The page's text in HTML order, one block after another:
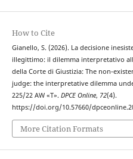
How to Cite
Gianello, S. (2026). La decisione
illegittimo: il dilemma interpretativo
della Corte di Giustizia: The non-
judge: the interpretative dilemma
225/22 AW «T». DPCE Online, 72(4).
https://doi.org/10.57660/
More Citation Formats